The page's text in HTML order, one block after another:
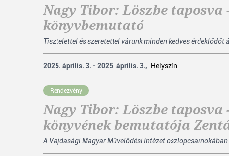
Nagy Tibor: Löszbe taposva
könyvbemutató
Tisztelettel és szeretettel várunk minden kedves
2025. április. 3. - 2025. április. 3., Helyszín
Rendezvény
Nagy Tibor: Löszbe taposva
könyvének bemutatója
A Vajdasági Magyar Művelődési Intézet